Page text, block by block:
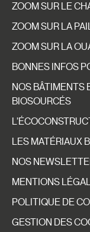
ZOOM SUR LE
ZOOM SUR LA
ZOOM SUR LA
BONNES INFOS
NOS BÂTIMENTS
BIOSOURCÉS
LES MATÉRIAUX
NOS
MENTIONS
POLITIQUE DE
GESTION DES